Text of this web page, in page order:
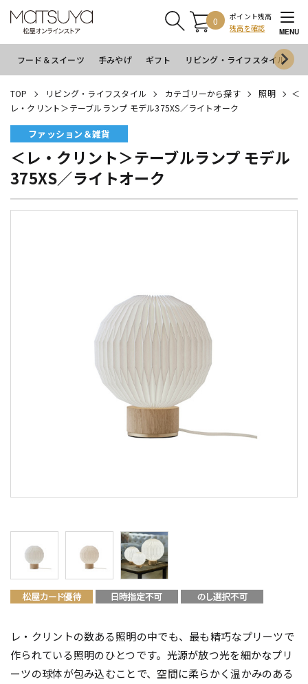
0
ポイント残高
残高を確認
MENU
フード＆スイーツ 手みやげ ギフト リビング・ライフスタイル
TOP リビング・ライフスタイル カテゴリーから探す 照明
＜
レ・クリント＞テーブルランプ モデル375XS／ライトオーク
ファッション＆雑貨
＜レ・クリント＞テーブルランプ モデル
375XS／ライトオーク
レ・クリントの数ある照明の中でも、最も精巧なプリーツで
作られている照明のひとつです。光源が放つ光を細かなプリ
ーツの球体が包み込むことで、空間に柔らかく温かみのある